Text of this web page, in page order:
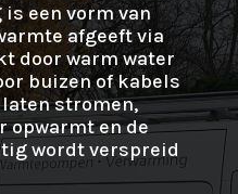
een vorm van
afgeeft via
door warm water
buizen of kabels
stromen,
opwarmt en de
wordt verspreid